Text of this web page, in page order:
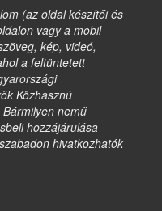
(az oldal készítői és
vagy a mobil
kép, videó,
a feltüntetett
Közhasznú
nemű
hozzájárulása
hivatkozhatók